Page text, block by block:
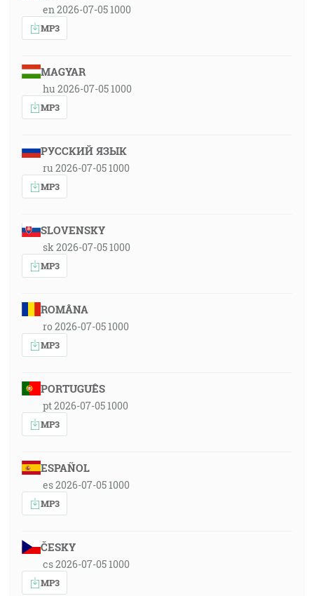
en 2026-07-05 1000
MP3
MAGYAR
hu 2026-07-05 1000
MP3
РУССКИЙ ЯЗЫК
ru 2026-07-05 1000
MP3
SLOVENSKY
sk 2026-07-05 1000
MP3
ROMÂNA
ro 2026-07-05 1000
MP3
PORTUGUÊS
pt 2026-07-05 1000
MP3
ESPAÑOL
es 2026-07-05 1000
MP3
ČESKY
cs 2026-07-05 1000
MP3